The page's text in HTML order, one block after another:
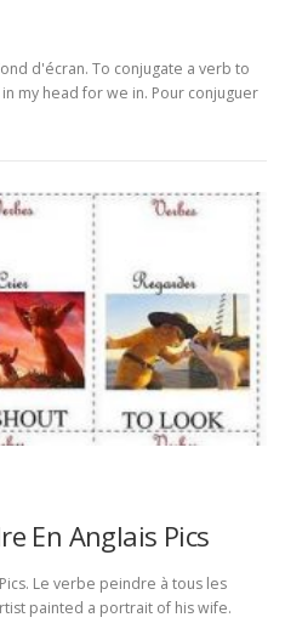
d'écran. To conjugate a verb to
my head for we in. Pour conjuguer
En Anglais Pics
Le verbe peindre à tous les
painted a portrait of his wife.